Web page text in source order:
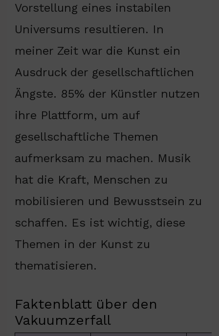
Vorstellung eines instabilen
Universums resultieren. In
meiner Zeit war die Kunst ein
Ausdruck der gesellschaftlichen
Ängste. 85% der Künstler nutzen
ihre Plattform, um auf
gesellschaftliche Themen
aufmerksam zu machen. Musik
hat die Kraft, Menschen zu
mobilisieren und Bewusstsein zu
schaffen. Es ist wichtig, diese
Themen in der Kunst zu
thematisieren.
Faktenblatt über den
Vakuumzerfall